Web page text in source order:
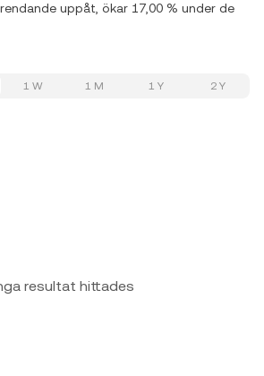
uppåt, ökar 17,00 % under de
1 W 1 M 1 Y 2 Y
resultat hittades